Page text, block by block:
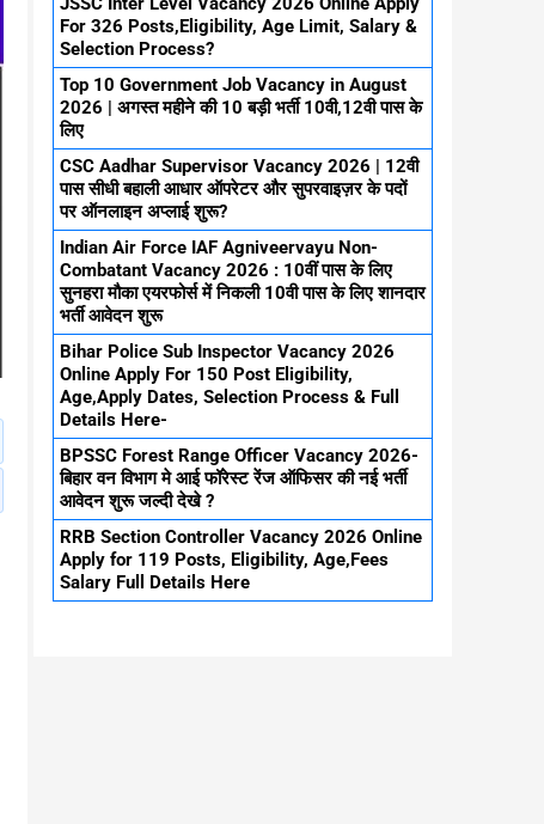
For 326 Posts,Eligibility, Age Limit, Salary &
Selection Process?
Top 10 Government Job Vacancy in August
2026 | अगस्त महीने की 10 बड़ी भर्ती 10वी,12वी पास के
लिए
CSC Aadhar Supervisor Vacancy 2026 | 12वी
पास सीधी बहाली आधार ऑपरेटर और सुपरवाइज़र के पदों
पर ऑनलाइन अप्लाई शुरू?
Indian Air Force IAF Agniveervayu Non-
Combatant Vacancy 2026 : 10वीं पास के लिए
सुनहरा मौका एयरफोर्स में निकली 10वी पास के लिए शानदार
भर्ती आवेदन शुरू
Bihar Police Sub Inspector Vacancy 2026
Online Apply For 150 Post Eligibility,
Age,Apply Dates, Selection Process & Full
Details Here-
BPSSC Forest Range Officer Vacancy 2026-
बिहार वन विभाग मे आई फॉरेस्ट रेंज ऑफिसर की नई भर्ती
आवेदन शुरू जल्दी देखे ?
RRB Section Controller Vacancy 2026 Online
Apply for 119 Posts, Eligibility, Age,Fees
Salary Full Details Here